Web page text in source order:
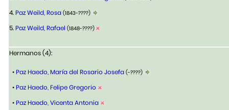
4.Paz Weild, Rosa (1843-????)
5.Paz Weild, Rafael (1848-????)
Hermanos (4):
•Paz Haedo, María del Rosario Josefa (-????)
•Paz Haedo, Felipe Gregorio
•Paz Haedo, Vicenta Antonia